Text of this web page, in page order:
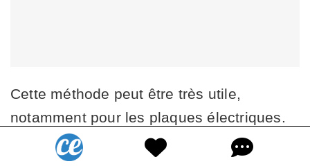
Cette méthode peut être très utile,
notamment pour les plaques électriques.
Voici comment faire :